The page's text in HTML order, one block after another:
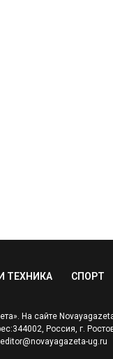
ТЕХНИКА СПОРТ
На сайте
Россия, г.
ug.ru